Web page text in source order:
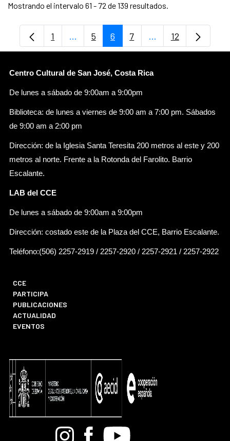
Mostrando el intervalo 61 - 72 de 139 resultados.
Página
1 ...Páginas intermedias Use TAB para
Página
5 Página
6 Página
7 ...PáginasPágina
12
Centro Cultural de San José, Costa Rica
De lunes a sábado de 9:00am a 9:00pm
Biblioteca: de lunes a viernes de 9:00 am a 7:00 pm. Sábados
de 9:00 am a 2:00 pm
Dirección: de la Iglesia Santa Teresita 200 metros al este y 200
metros al norte. Frente a la Rotonda del Farolito. Barrio
Escalante.
LAB del CCE
De lunes a sábado de 9:00am a 9:00pm
Dirección: costado este de la Plaza del CCE, Barrio Escalante.
Teléfono:(506) 2257-2919 / 2257-2920 / 2257-2921 / 2257-2922
CCE
PARTICIPA
PUBLICACIONES
ACTUALIDAD
EVENTOS
BandcampInstagramFacebook
Youtube